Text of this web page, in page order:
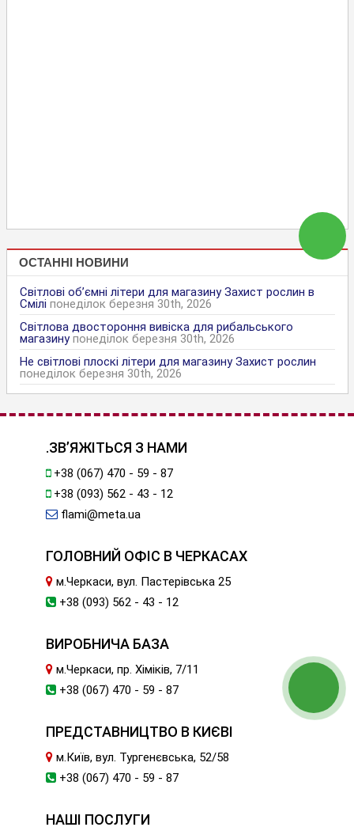
ОСТАННІ НОВИНИ
Світлові об’ємні літери для магазину Захист рослин в
Смілі понеділок березня 30th, 2026
Світлова двостороння вивіска для рибальського
магазину понеділок березня 30th, 2026
Не світлові плоскі літери для магазину Захист рослин
понеділок березня 30th, 2026
.ЗВ’ЯЖІТЬСЯ З НАМИ
+38 (067) 470 - 59 - 87
+38 (093) 562 - 43 - 12
flami@meta.ua
ГОЛОВНИЙ ОФІС В ЧЕРКАСАХ
м.Черкаси, вул. Пастерівська 25
+38 (093) 562 - 43 - 12
ВИРОБНИЧА БАЗА
м.Черкаси, пр. Хіміків, 7/11
+38 (067) 470 - 59 - 87
ПРЕДСТАВНИЦТВО В КИЄВІ
м.Київ, вул. Тургенєвська, 52/58
+38 (067) 470 - 59 - 87
НАШІ ПОСЛУГИ